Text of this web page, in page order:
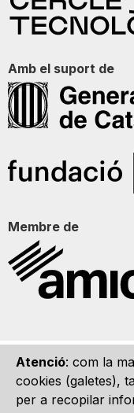
Atenció: com la
cookies (galetes),
per a recopilar
Amb el suport de
Membre de
Qui som Contacte